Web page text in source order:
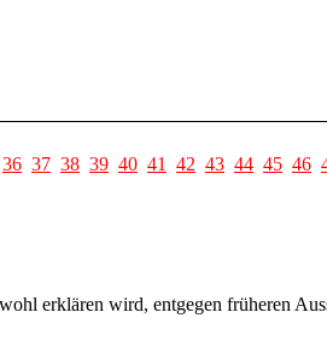
36 37 38 39 40 41 42 43 44 45 46
erklären wird, entgegen früheren